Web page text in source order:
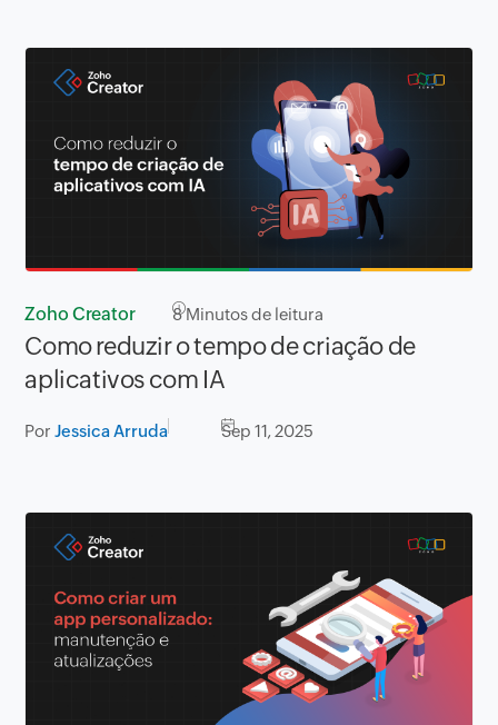
Zoho Creator 8Minutos de leitura
Como reduzir o tempo de criação de
aplicativos com IA
PorJessica Arruda Sep 11, 2025